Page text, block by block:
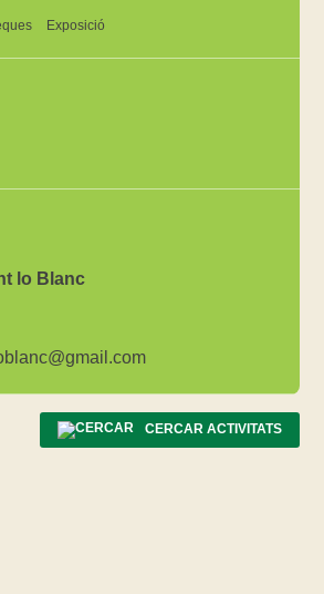
Exposició
lo Blanc
CERCAR ACTIVITATS